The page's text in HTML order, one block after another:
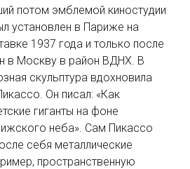
потом эмблемой киностудии
установлен в Париже на
1937 года и только после
в Москву в район ВДНХ. В
скульптура вдохновила
Он писал: «Как
гиганты на фоне
неба». Сам Пикассо
себя металлические
пространственную